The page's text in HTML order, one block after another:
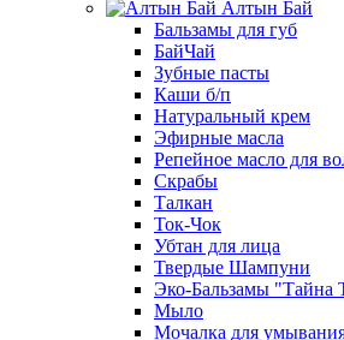
Алтын Бай
Бальзамы для губ
БайЧай
Зубные пасты
Каши б/п
Натуральный крем
Эфирные масла
Репейное масло для
Скрабы
Талкан
Ток-Чок
Убтан для лица
Твердые Шампуни
Эко-Бальзамы "Тайна
Мыло
Мочалка для